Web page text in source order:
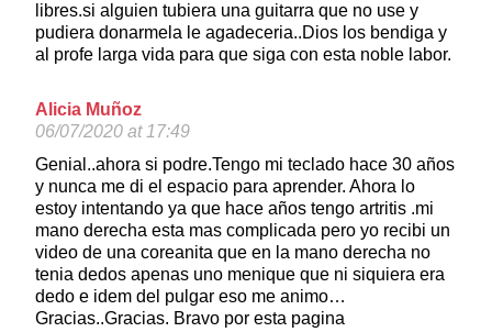
libres.si alguien tubiera una guitarra que no use y
pudiera donarmela le agadeceria..Dios los bendiga y
al profe larga vida para que siga con esta noble labor.
Alicia Muñoz
06/07/2020 at 17:49
Genial..ahora si podre.Tengo mi teclado hace 30 años
y nunca me di el espacio para aprender. Ahora lo
estoy intentando ya que hace años tengo artritis .mi
mano derecha esta mas complicada pero yo recibi un
video de una coreanita que en la mano derecha no
tenia dedos apenas uno menique que ni siquiera era
dedo e idem del pulgar eso me animo…
Gracias..Gracias. Bravo por esta pagina